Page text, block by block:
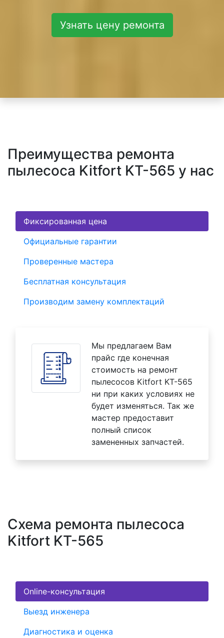
Узнать цену ремонта
Преимущества ремонта
пылесоса Kitfort KT-565 у нас
Фиксированная цена
Официальные гарантии
Проверенные мастера
Бесплатная консультация
Производим замену комплектаций
Мы предлагаем Вам
прайс где конечная
стоимость на ремонт
пылесосов Kitfort KT-565
ни при каких условиях не
будет изменяться. Так же
мастер предоставит
полный список
замененных запчастей.
Схема ремонта пылесоса
Kitfort KT-565
Online-консультация
Выезд инженера
Диагностика и оценка